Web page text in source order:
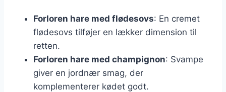
Forloren hare med flødesovs: En cremet
flødesovs tilføjer en lækker dimension til
retten.
Forloren hare med champignon: Svampe
giver en jordnær smag, der
komplementerer kødet godt.